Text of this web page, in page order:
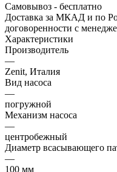
Самовывоз - бесплатно
Доставка за МКАД и по
договоренности с
Характеристики
Производитель
—
Zenit, Италия
Вид насоса
—
погружной
Механизм насоса
—
центробежный
Диаметр всасывающего
—
100 мм